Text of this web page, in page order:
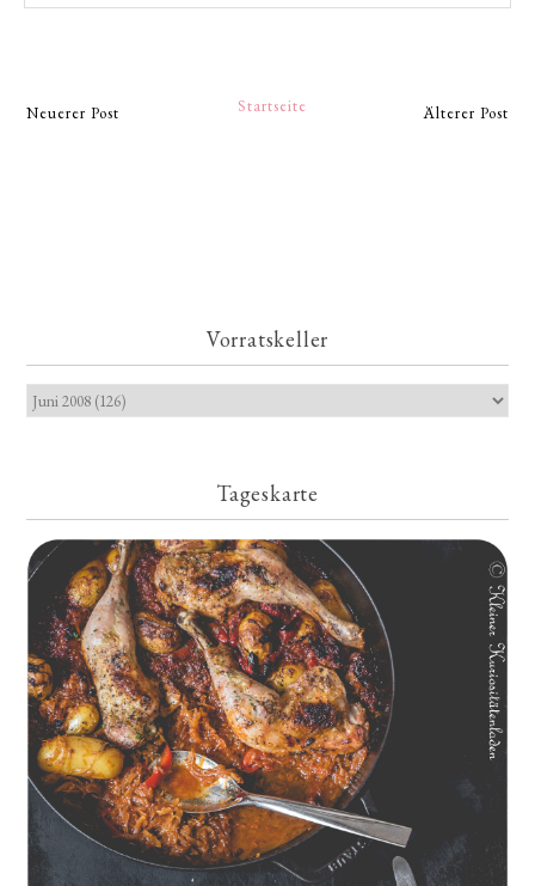
Neuerer Post Älterer Post
Startseite
Vorratskeller
Tageskarte
Geschmorte Hähnchenschenkel auf Paprikakraut und kleinen
Kartoffeln